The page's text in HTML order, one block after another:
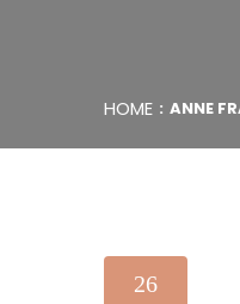
HOME ANNE
26